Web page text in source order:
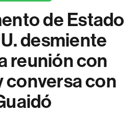
de Estado
desmiente
reunión con
conversa con